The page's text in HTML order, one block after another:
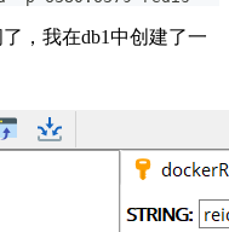
，我在db1中创建了一